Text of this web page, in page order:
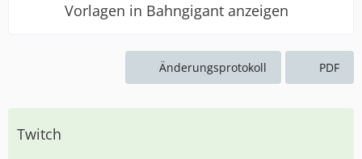
Vorlagen in Bahngigant anzeigen
Änderungsprotokoll PDF
Twitch